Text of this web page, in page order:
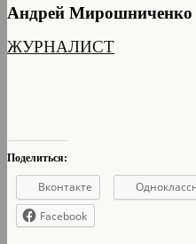
Андрей Мирошниченко
ЖУРНАЛИСТ
Поделиться:
Вконтакте
Facebook